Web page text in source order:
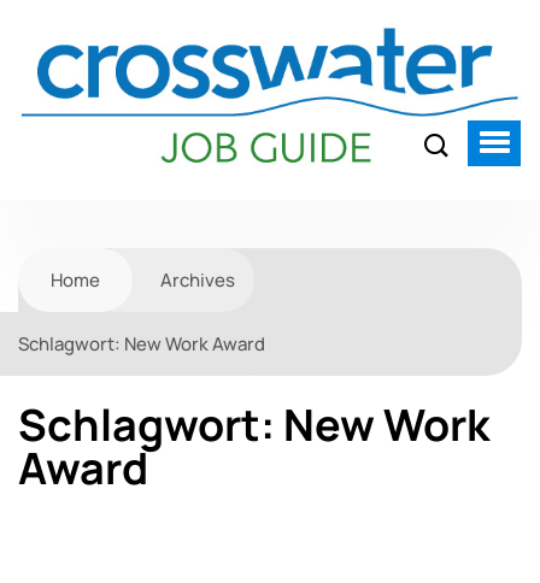
Home Archives
Schlagwort: New Work Award
Schlagwort: New Work
Award